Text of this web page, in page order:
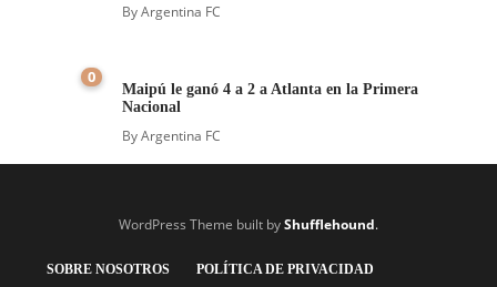
ByArgentina FC
0
Maipú le ganó 4 a 2 a Atlanta en la Primera
Nacional
ByArgentina FC
WordPress Theme built byShufflehound.
SOBRE NOSOTROS POLÍTICA DE PRIVACIDAD